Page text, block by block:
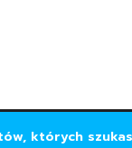
których